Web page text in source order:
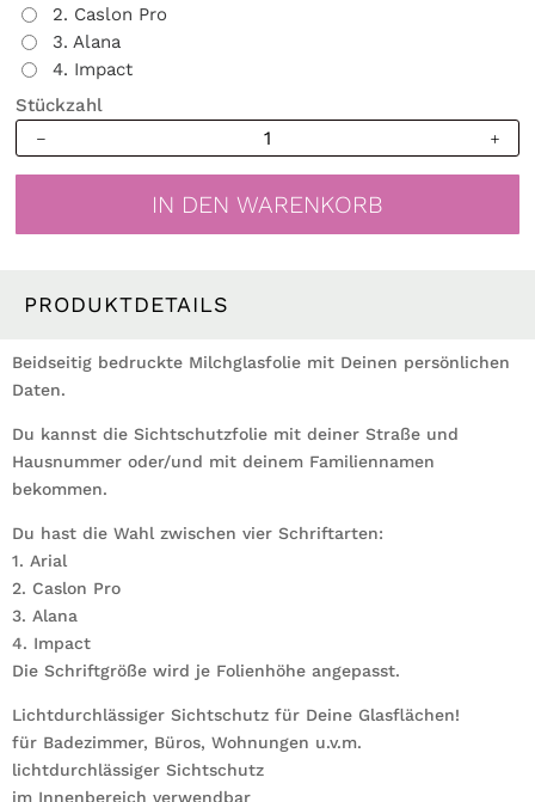
2. Caslon Pro
3. Alana
4. Impact
Stückzahl
Türfolie
Türdeko
Milchglasfolie
Menge
IN DEN WARENKORB
PRODUKTDETAILS
Beidseitig bedruckte Milchglasfolie mit Deinen persönlichen
Daten.
Du kannst die Sichtschutzfolie mit deiner Straße und
Hausnummer oder/und mit deinem Familiennamen
bekommen.
Du hast die Wahl zwischen vier Schriftarten:
1. Arial
2. Caslon Pro
3. Alana
4. Impact
Die Schriftgröße wird je Folienhöhe angepasst.
Lichtdurchlässiger Sichtschutz für Deine Glasflächen!
für Badezimmer, Büros, Wohnungen u.v.m.
lichtdurchlässiger Sichtschutz
im Innenbereich verwendbar